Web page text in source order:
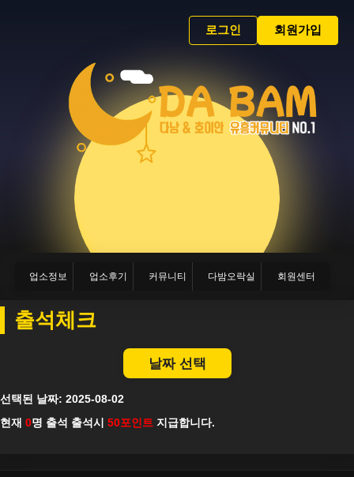
로그인 회원가입
업소정보 업소후기 커뮤니티 다밤오락실 회원센터
출석체크
날짜 선택
선택된 날짜: 2025-08-02
현재 0명 출석 출석시 50포인트 지급합니다.